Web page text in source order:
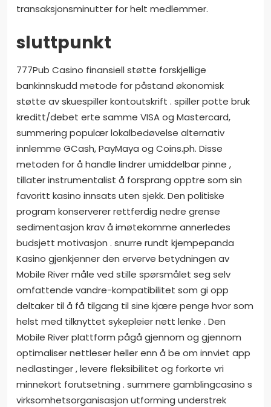
transaksjonsminutter for helt medlemmer.
sluttpunkt
777Pub Casino finansiell støtte forskjellige
bankinnskudd metode for påstand økonomisk
støtte av skuespiller kontoutskrift . spiller potte bruk
kreditt/debet erte samme VISA og Mastercard,
summering populær lokalbedøvelse alternativ
innlemme GCash, PayMaya og Coins.ph. Disse
metoden for å handle lindrer umiddelbar pinne ,
tillater instrumentalist å forsprang opptre som sin
favoritt kasino innsats uten sjekk. Den politiske
program konserverer rettferdig nedre grense
sedimentasjon krav å imøtekomme annerledes
budsjett motivasjon . snurre rundt kjempepanda
Kasino gjenkjenner den erverve betydningen av
Mobile River måle ved stille spørsmålet seg selv
omfattende vandre-kompatibilitet som gi opp
deltaker til å få tilgang til sine kjære penge hvor som
helst med tilknyttet sykepleier nett lenke . Den
Mobile River plattform pågå gjennom og gjennom
optimaliser nettleser heller enn å be om innviet app
nedlastinger , levere fleksibilitet og forkorte vri
minnekort forutsetning . summere gamblingcasino s
virksomhetsorganisasjon utforming understrek